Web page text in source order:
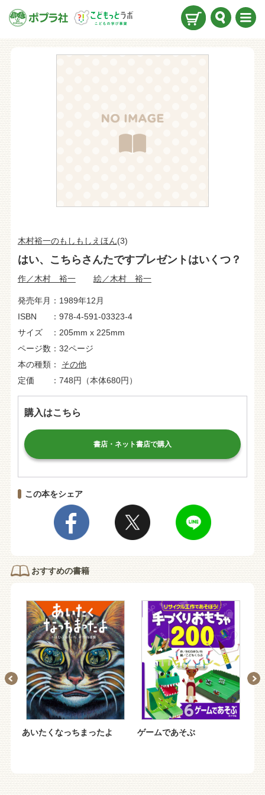
ュー
木村裕一のもしもしえほん(3)
はい、こちらさんたですプレゼントはいくつ？
作／木村 裕一 絵／木村 裕一
発売年月
1989年12月
ISBN
978-4-591-03323-4
サイズ
205mm x 225mm
ページ数
32ページ
本の種類
その他
定価
748円（本体680円）
購入はこちら
書店・ネット書店で購入
この本をシェア
おすすめの書籍
あいたくなっちまったよ ゲームであそぶ